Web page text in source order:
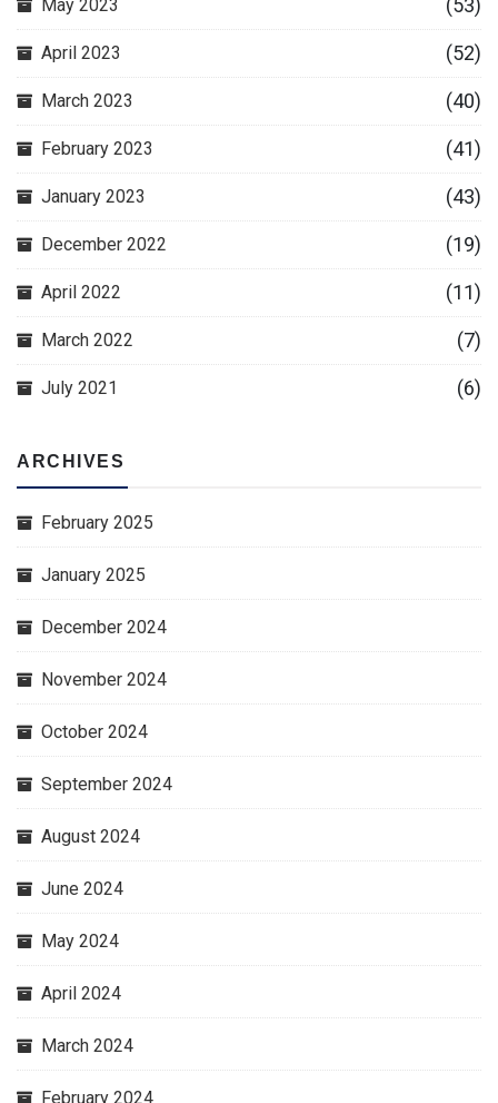
May 2023 (53)
April 2023 (52)
March 2023 (40)
February 2023 (41)
January 2023 (43)
December 2022 (19)
April 2022 (11)
March 2022 (7)
July 2021 (6)
ARCHIVES
February 2025
January 2025
December 2024
November 2024
October 2024
September 2024
August 2024
June 2024
May 2024
April 2024
March 2024
February 2024